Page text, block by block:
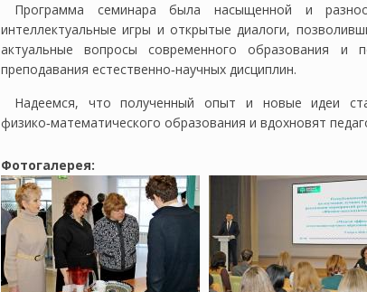
Программа семинара была насыщенной и
интеллектуальные игры и открытые диалоги,
актуальные вопросы современного образования и
преподавания естественно‑научных дисциплин.
Надеемся, что полученный опыт и новые идеи
физико‑математического образования и вдохновят
Фотогалерея: